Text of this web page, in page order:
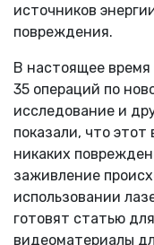
источников
повреждения.
В настоящее время
35 операций по
исследование и
показали, что
никаких
заживление
использовании
готовят статью
видеоматериалы